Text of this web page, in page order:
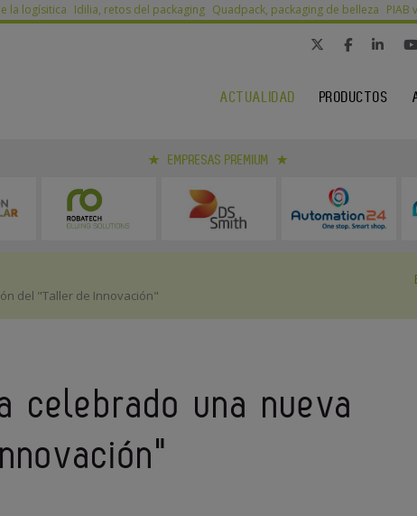
la logísitica Idilia, retos del packaging Quadpack, packaging de belleza PIAB
ACTUALIDAD PRODUCTOS
EMPRESAS PREMIUM
del "Taller de Innovación"
celebrado una nueva